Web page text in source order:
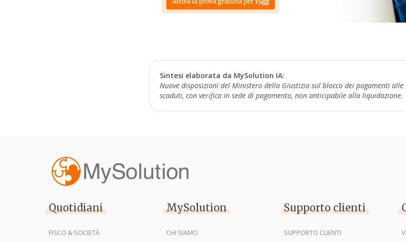
Sintesi elaborata da MySolution IA:
Nuove disposizioni del Ministero della Giustizia sul blocco dei pagamenti
scaduti, con verifica in sede di pagamento, non anticipabile alla liquidazione.
Quotidiani
FISCO & SOCIETÀ
MySolution
CHI SIAMO
Supporto clienti
SUPPORTO CLIENTI